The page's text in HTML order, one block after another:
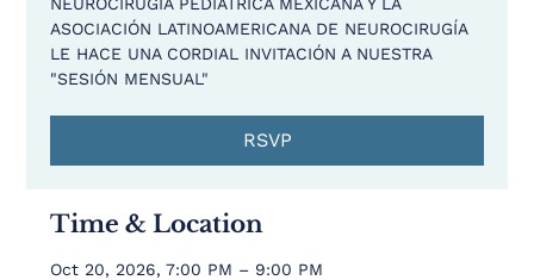
ASOCIACIÓN LATINOAMERICANA DE NEUROCIRUGÍA
LE HACE UNA CORDIAL INVITACIÓN A NUESTRA
"SESIÓN MENSUAL"
RSVP
Time & Location
Oct 20, 2026, 7:00 PM – 9:00 PM